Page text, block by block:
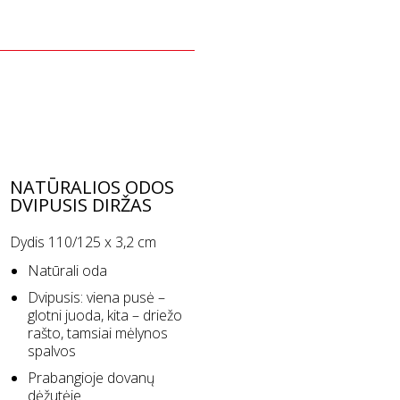
NATŪRALIOS ODOS
DVIPUSIS DIRŽAS
Dydis 110/125 x 3,2 cm
Natūrali oda
Dvipusis: viena pusė –
glotni juoda, kita – driežo
rašto, tamsiai mėlynos
spalvos
Prabangioje dovanų
dėžutėje